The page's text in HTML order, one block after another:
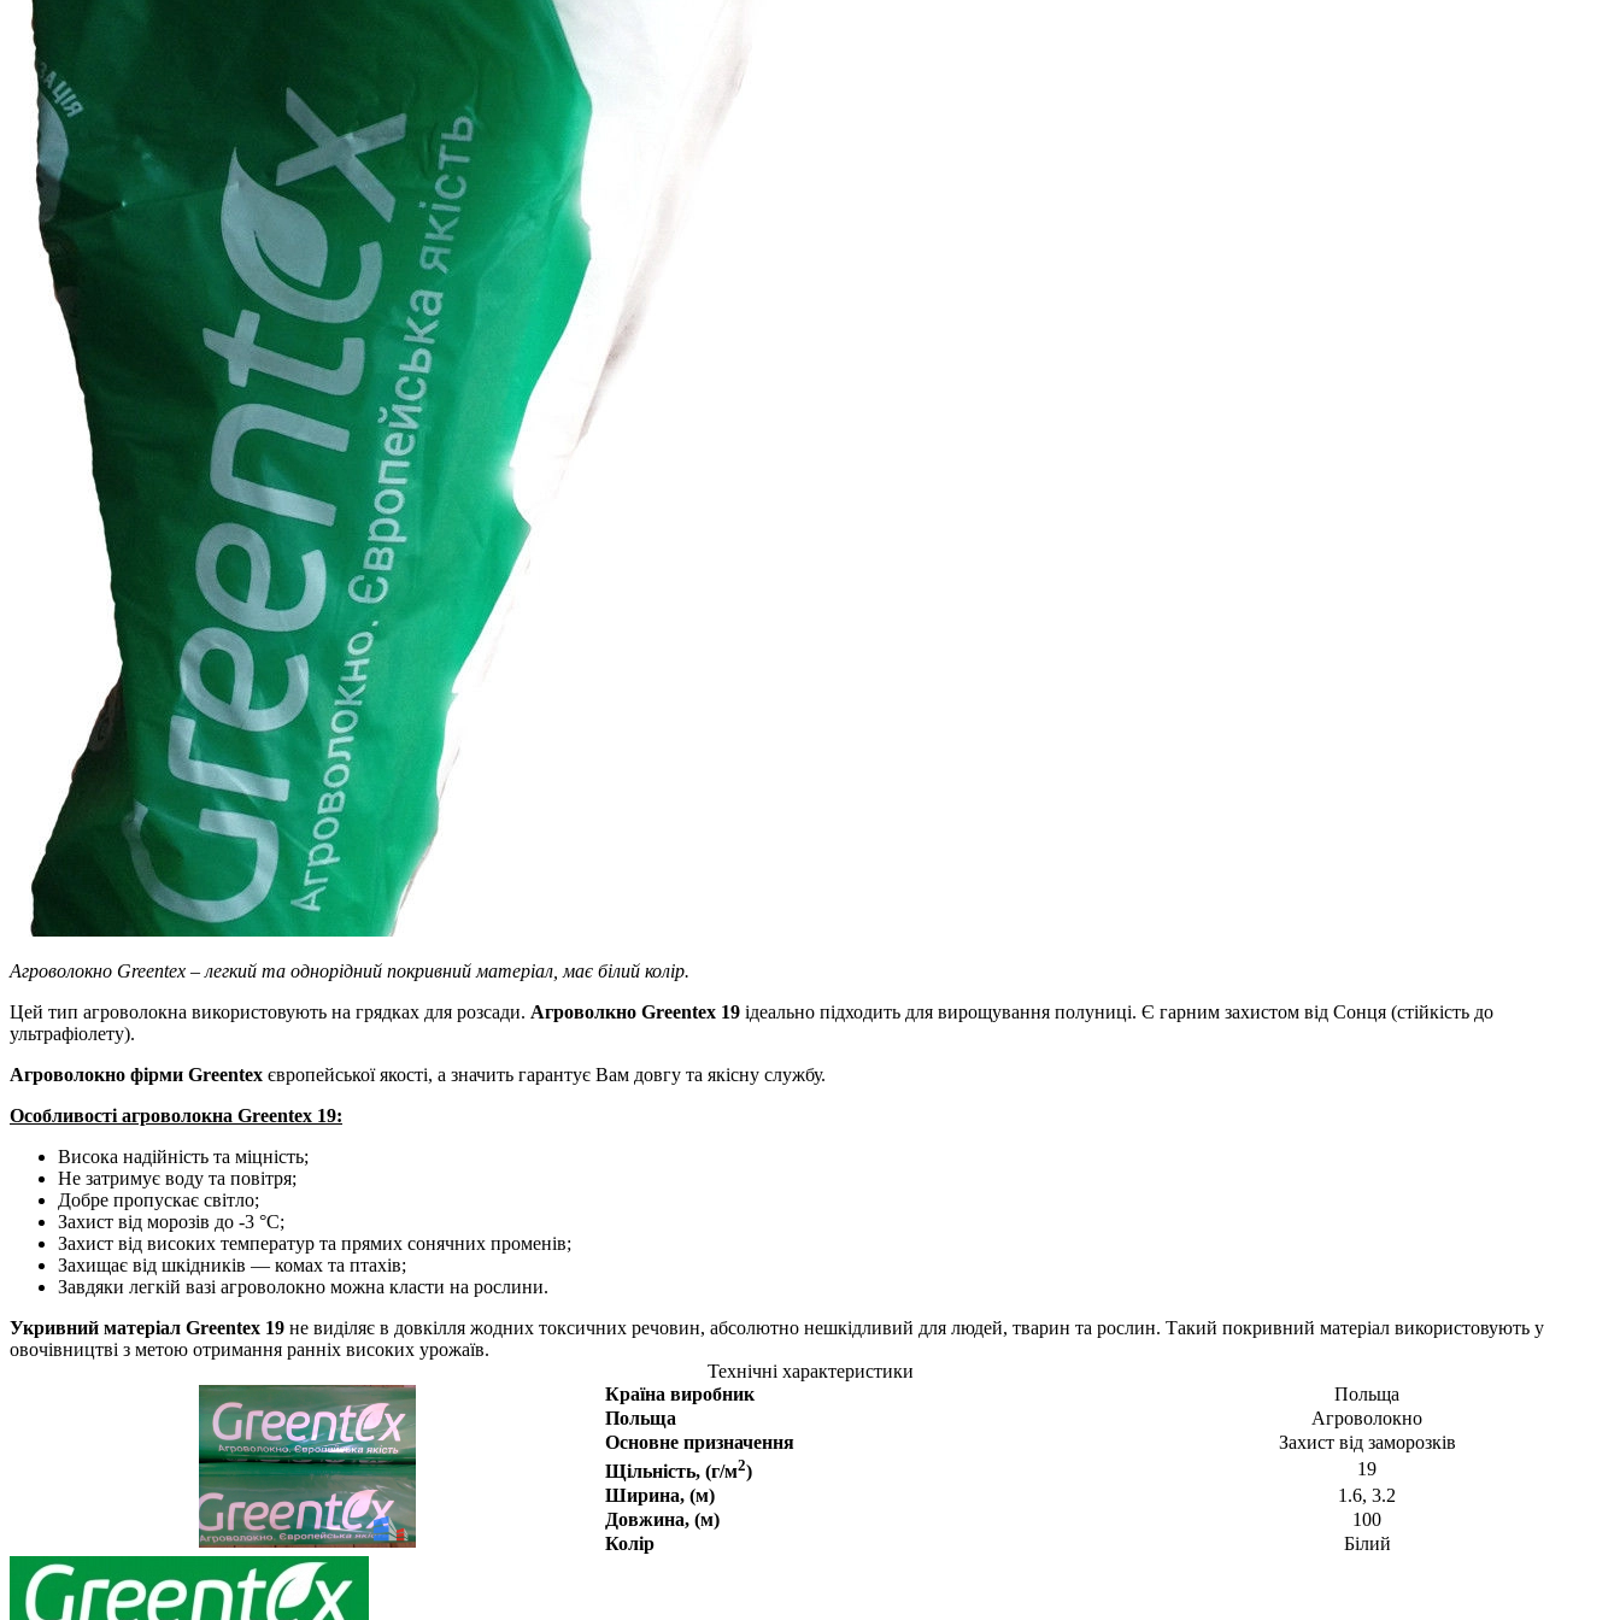
Агроволокно Greentex – легкий та однорідний покривний матеріал, має білий колір.
Цей тип агроволокна використовують на грядках для розсади. Агроволкно Greentex 19 ідеально підходить для вирощування полуниці. Є гарним захистом від Сонця (стійкість до
ультрафіолету).
Агроволокно фірми Greentex європейської якості, а значить гарантує Вам довгу та якісну службу.
Особливості агроволокна Greentex 19:
Висока надійність та міцність;
Не затримує воду та повітря;
Добре пропускає світло;
Захист від морозів до -3 °С;
Захист від високих температур та прямих сонячних променів;
Захищає від шкідників — комах та птахів;
Завдяки легкій вазі агроволокно можна класти на рослини.
Укривний матеріал Greentex 19 не виділяє в довкілля жодних токсичних речовин, абсолютно нешкідливий для людей, тварин та рослин. Такий покривний матеріал використовують у
овочівництві з метою отримання ранніх високих урожаїв.
Технічні характеристики
Країна виробник
Польща
Польща
Агроволокно
Основне призначення
Захист від заморозків
Щільність, (г/м2)
19
Ширина, (м)
1.6, 3.2
Довжина, (м)
100
Колір
Білий